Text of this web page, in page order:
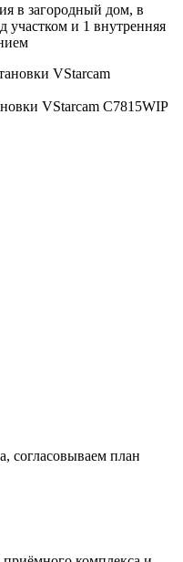
в загородный дом, в
участком и 1 внутренняя
VStarcam
VStarcam C7815WIP
согласовываем план